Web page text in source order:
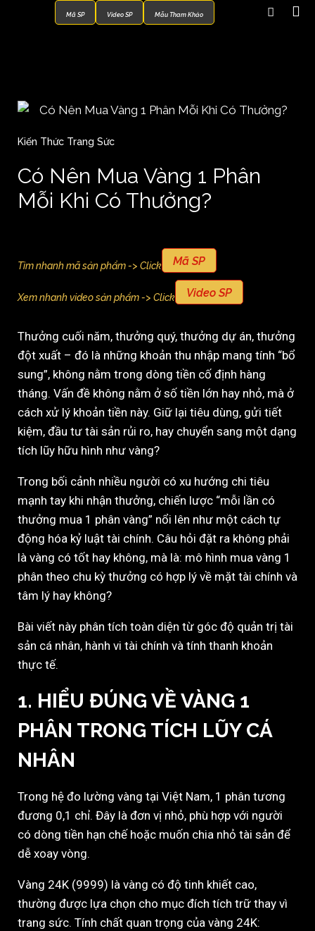
Mã SP Video SP Mẫu Tham Khảo
Kiến Thức Trang Sức
Có Nên Mua Vàng 1 Phân
Mỗi Khi Có Thưởng?
Tìm nhanh mã sản phẩm -> Click Mã SP
Xem nhanh video sản phẩm -> Click Video SP
Thưởng cuối năm, thưởng quý, thưởng dự án, thưởng
đột xuất – đó là những khoản thu nhập mang tính “bổ
sung”, không nằm trong dòng tiền cố định hàng
tháng. Vấn đề không nằm ở số tiền lớn hay nhỏ, mà ở
cách xử lý khoản tiền này. Giữ lại tiêu dùng, gửi tiết
kiệm, đầu tư tài sản rủi ro, hay chuyển sang một dạng
tích lũy hữu hình như vàng?
Trong bối cảnh nhiều người có xu hướng chi tiêu
mạnh tay khi nhận thưởng, chiến lược “mỗi lần có
thưởng mua 1 phân vàng” nổi lên như một cách tự
động hóa kỷ luật tài chính. Câu hỏi đặt ra không phải
là vàng có tốt hay không, mà là: mô hình mua vàng 1
phân theo chu kỳ thưởng có hợp lý về mặt tài chính và
tâm lý hay không?
Bài viết này phân tích toàn diện từ góc độ quản trị tài
sản cá nhân, hành vi tài chính và tính thanh khoản
thực tế.
1. HIỂU ĐÚNG VỀ VÀNG 1
PHÂN TRONG TÍCH LŨY CÁ
NHÂN
Trong hệ đo lường vàng tại Việt Nam, 1 phân tương
đương 0,1 chỉ. Đây là đơn vị nhỏ, phù hợp với người
có dòng tiền hạn chế hoặc muốn chia nhỏ tài sản để
dễ xoay vòng.
Vàng 24K (9999) là vàng có độ tinh khiết cao,
thường được lựa chọn cho mục đích tích trữ thay vì
trang sức. Tính chất quan trọng của vàng 24K: